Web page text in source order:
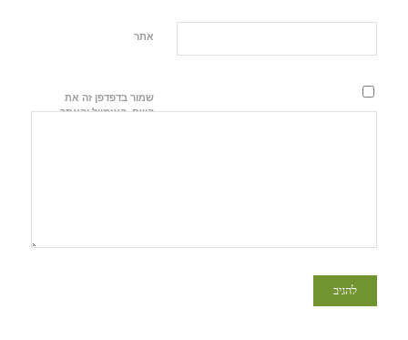
אתר
שמור בדפדפן זה את
השם, האימייל והאתר